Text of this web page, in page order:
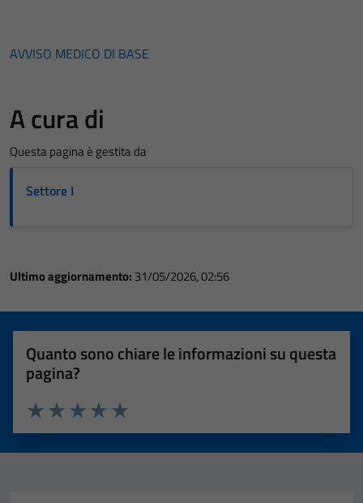
AVVISO MEDICO DI BASE
A cura di
Questa pagina è gestita da
Settore I
Ultimo aggiornamento: 31/05/2026, 02:56
Quanto sono chiare le informazioni su questa
pagina?
Valuta 5 stelle su 5
Valuta 4 stelle su 5
Valuta 3 stelle su 5
Valuta 2 stelle su 5
Valuta 1 stelle su 5